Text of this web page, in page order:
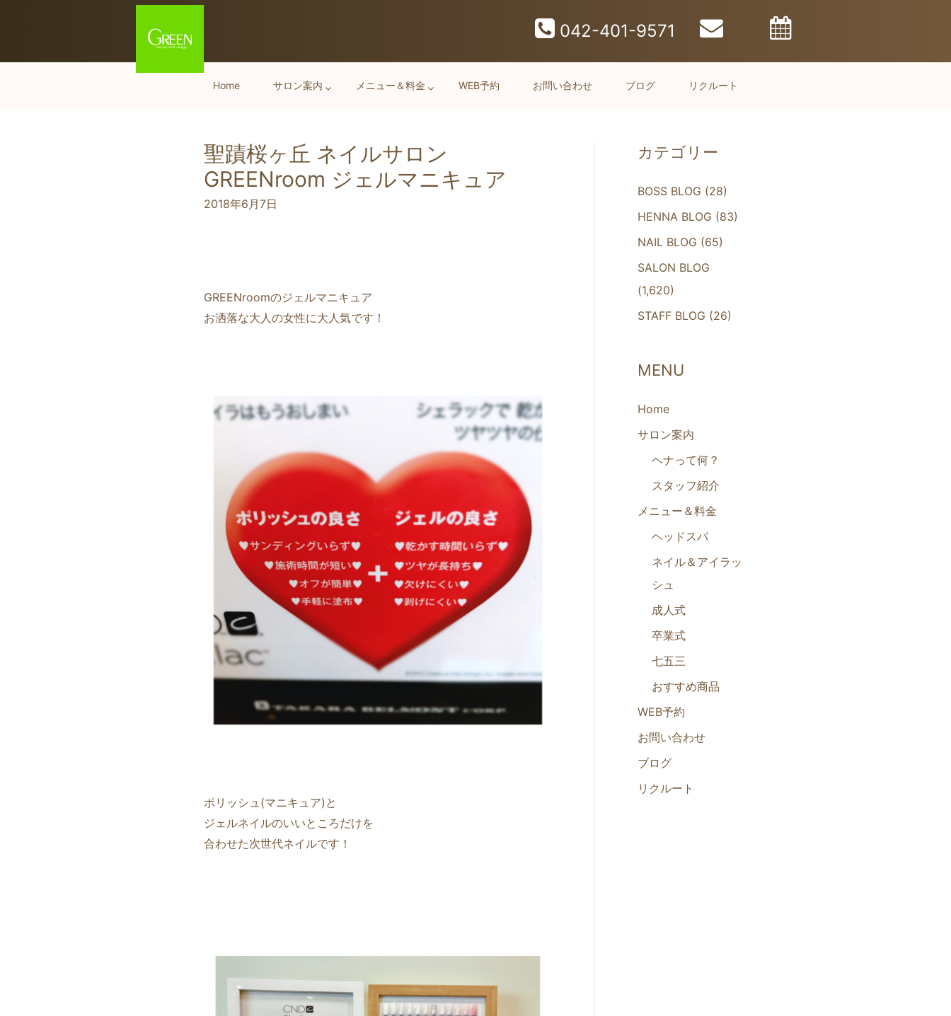
042-401-9571
Home サロン案内 メニュー＆料金 WEB予約 お問い合わせ ブログ リクルート
聖蹟桜ヶ丘 ネイルサロン
GREENroom ジェルマニキュア
2018年6月7日
GREENroomのジェルマニキュア
お洒落な大人の女性に大人気です！
ポリッシュ(マニキュア)と
ジェルネイルのいいところだけを
合わせた次世代ネイルです！
カテゴリー
BOSS BLOG (28)
HENNA BLOG (83)
NAIL BLOG (65)
SALON BLOG
(1,620)
STAFF BLOG (26)
MENU
Home
サロン案内
ヘナって何？
スタッフ紹介
メニュー＆料金
ヘッドスパ
ネイル＆アイラッ
シュ
成人式
卒業式
七五三
おすすめ商品
WEB予約
お問い合わせ
ブログ
リクルート